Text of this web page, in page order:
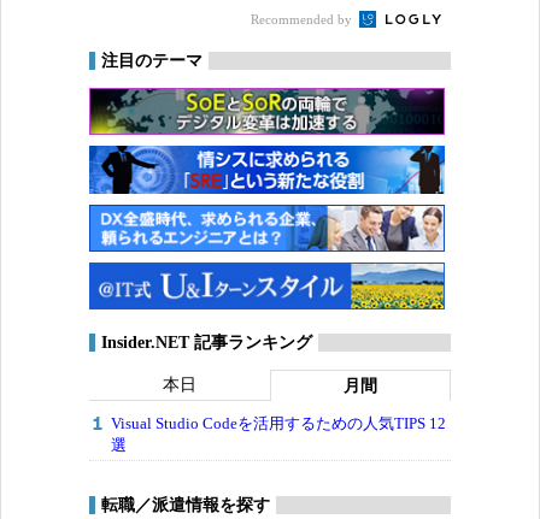
Recommended by
注目のテーマ
Insider.NET 記事ランキング
本日 月間
Visual Studio Codeを活用するための人気TIPS 12
選
転職／派遣情報を探す